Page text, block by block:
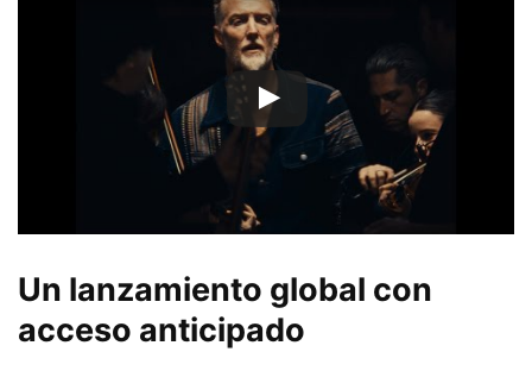
Un lanzamiento global con
acceso anticipado